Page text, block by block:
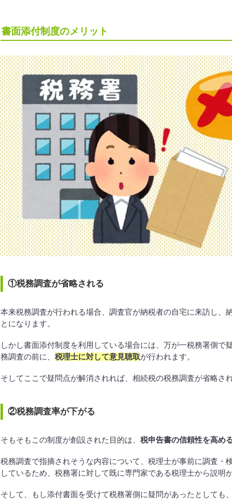
書面添付制度のメリット
①税務調査が省略される
本来税務調査が行われる場合、調査官が納税者の自宅に来訪し、
とになります。
しかし書面添付制度を利用している場合には、万が一税務署側で
務調査の前に、 税理士に対して意見聴取が行われます。
そしてここで疑問点が解消されれば、相続税の税務調査が省略さ
②税務調査率が下がる
そもそもこの制度が創設された目的は、 税申告書の信頼性を高め
税務調査で指摘されそうな内容について、税理士が事前に調査・
しているため、税務署に対して既に専門家である税理士から説明
そして、もし添付書面を受けて税務署側に疑問があったとしても